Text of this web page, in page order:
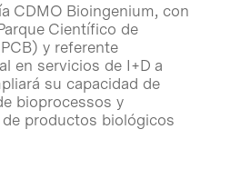
CDMO Bioingenium, con
Científico de
y referente
en servicios de I+D a
su capacidad de
bioprocessos y
productos biológicos